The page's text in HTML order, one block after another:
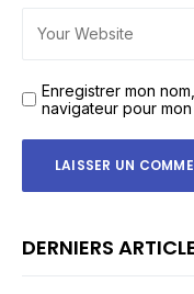
Enregistrer mon
navigateur pour
DERNIERS